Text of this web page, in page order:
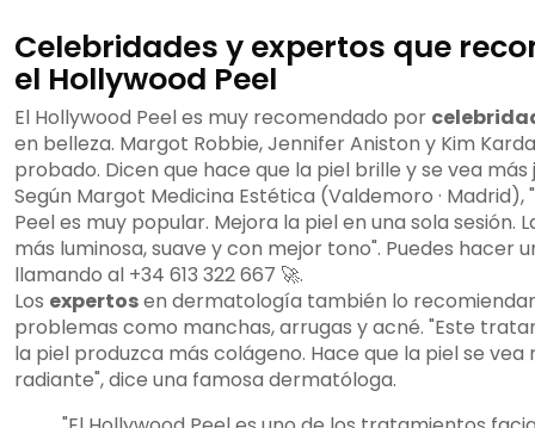
Celebridades y expertos que
el Hollywood Peel
El Hollywood Peel es muy recomendado por
en belleza. Margot Robbie, Jennifer Aniston y Kim
probado. Dicen que hace que la piel brille y se vea más
Según Margot Medicina Estética (Valdemoro · Madrid),
Peel es muy popular. Mejora la piel en una sola sesión.
más luminosa, suave y con mejor tono". Puedes hacer
llamando al +34 613 322 667 🚀.
Los expertosen dermatología también lo
problemas como manchas, arrugas y acné. "Este
la piel produzca más colágeno. Hace que la piel se vea
radiante", dice una famosa dermatóloga.